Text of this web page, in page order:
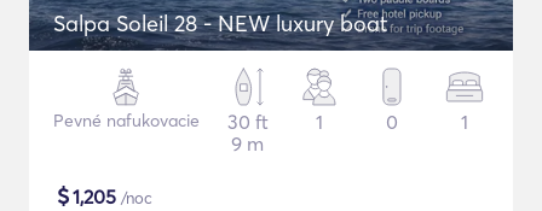
Salpa Soleil 28 - NEW luxury boat
Pevné nafukovacie
30 ft
9 m
1 0 1
$1,205 /noc